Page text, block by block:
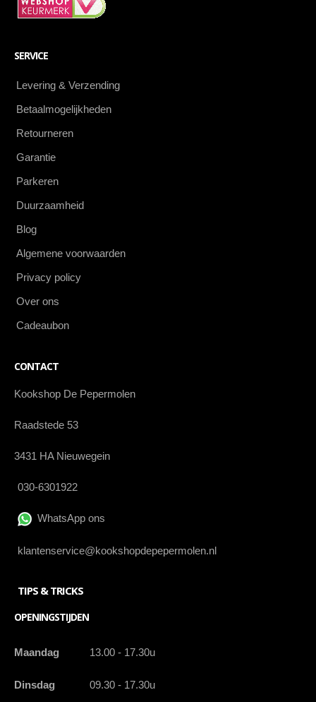
SERVICE
Levering & Verzending
Betaalmogelijkheden
Retourneren
Garantie
Parkeren
Duurzaamheid
Blog
Algemene voorwaarden
Privacy policy
Over ons
Cadeaubon
CONTACT
Kookshop De Pepermolen
Raadstede 53
3431 HA Nieuwegein
030-6301922
WhatsApp ons
klantenservice@kookshopdepepermolen.nl
TIPS & TRICKS
OPENINGSTIJDEN
Maandag 13.00 - 17.30u
Dinsdag 09.30 - 17.30u